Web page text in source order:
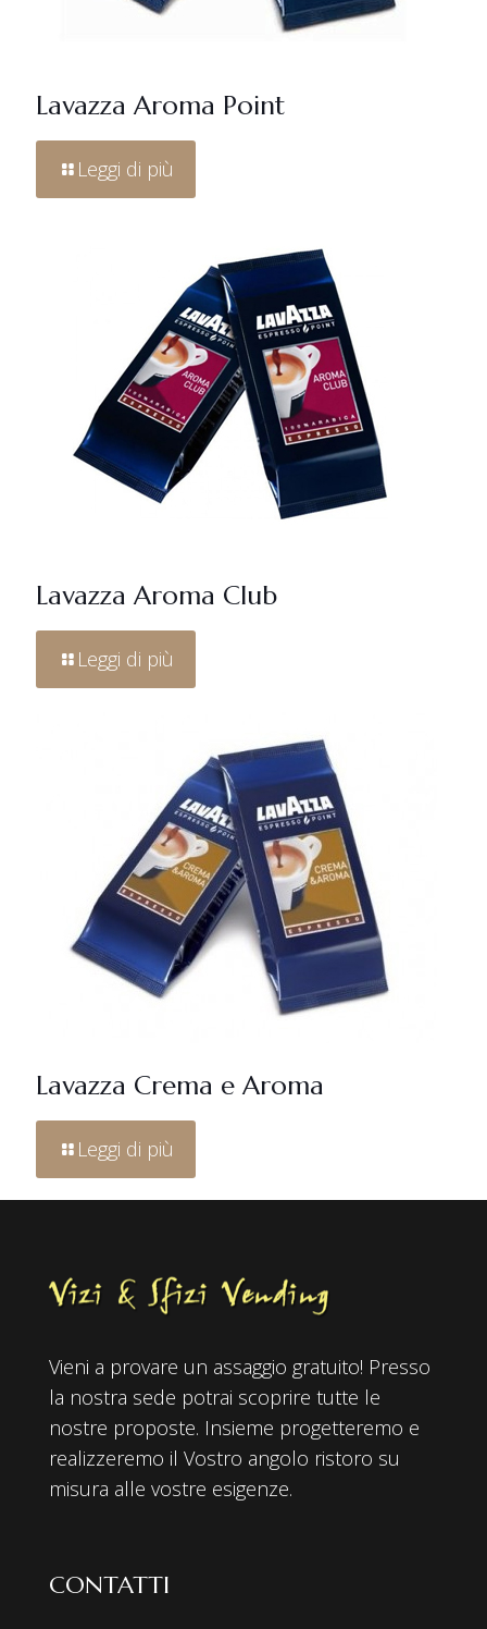
Lavazza Aroma Point
Leggi di più
Lavazza Aroma Club
Leggi di più
Lavazza Crema e Aroma
Leggi di più
Vieni a provare un assaggio gratuito! Presso
la nostra sede potrai scoprire tutte le
nostre proposte. Insieme progetteremo e
realizzeremo il Vostro angolo ristoro su
misura alle vostre esigenze.
CONTATTI